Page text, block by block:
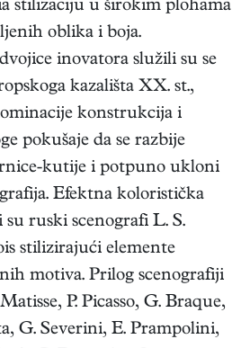
stilizaciju u širokim plohama
oblika i boja.
inovatora služili su se
kazališta XX. st.,
konstrukcija i
pokušaje da se razbije
kutije i potpuno ukloni
Efektna koloristička
ruski scenografi L. S.
stilizirajući elemente
motiva. Prilog scenografiji
P. Picasso, G. Braque,
G. Severini, E. Prampolini,